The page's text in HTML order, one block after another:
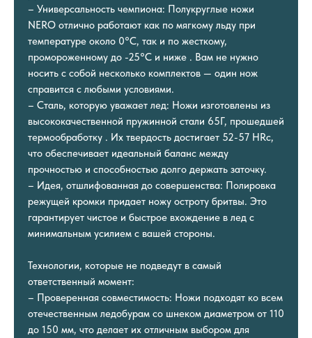
– Универсальность чемпиона: Полукруглые ножи
NERO отлично работают как по мягкому льду при
температуре около 0°C, так и по жесткому,
промороженному до -25°C и ниже . Вам не нужно
носить с собой несколько комплектов — один нож
справится с любыми условиями.
– Сталь, которую уважает лед: Ножи изготовлены из
высококачественной пружинной стали 65Г, прошедшей
термообработку . Их твердость достигает 52-57 HRc,
что обеспечивает идеальный баланс между
прочностью и способностью долго держать заточку.
– Идея, отшлифованная до совершенства: Полировка
режущей кромки придает ножу остроту бритвы. Это
гарантирует чистое и быстрое вхождение в лед с
минимальным усилием с вашей стороны.
Технологии, которые не подведут в самый
ответственный момент:
– Проверенная совместимость: Ножи подходят ко всем
отечественным ледобурам со шнеком диаметром от 110
до 150 мм, что делает их отличным выбором для